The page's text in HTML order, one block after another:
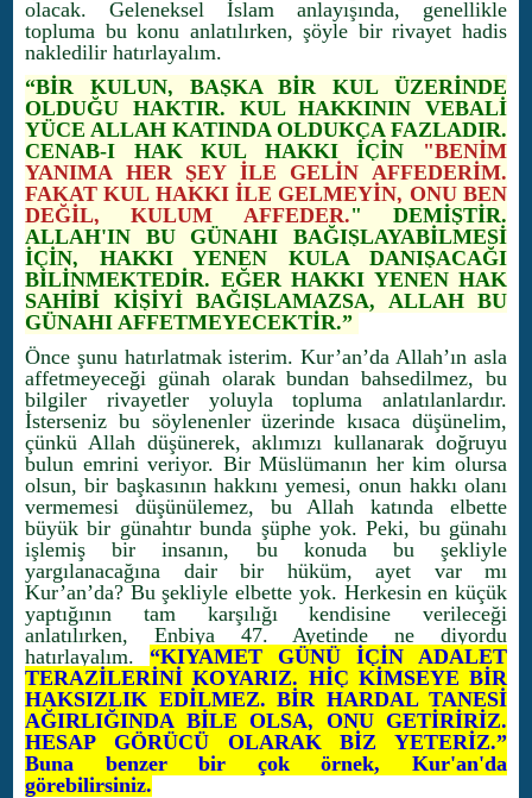
olacak. Geleneksel İslam anlayışında, genellikle
topluma bu konu anlatılırken, şöyle bir rivayet hadis
nakledilir hatırlayalım.
“BİR KULUN, BAŞKA BİR KUL ÜZERİNDE
OLDUĞU HAKTIR. KUL HAKKININ VEBALİ
YÜCE ALLAH KATINDA OLDUKÇA FAZLADIR.
CENAB-I HAK KUL HAKKI İÇİN "BENİM
YANIMA HER ŞEY İLE GELİN AFFEDERİM.
FAKAT KUL HAKKI İLE GELMEYİN, ONU BEN
DEĞİL, KULUM AFFEDER." DEMİŞTİR.
ALLAH'IN BU GÜNAHI BAĞIŞLAYABİLMESİ
İÇİN, HAKKI YENEN KULA DANIŞACAĞI
BİLİNMEKTEDİR. EĞER HAKKI YENEN HAK
SAHİBİ KİŞİYİ BAĞIŞLAMAZSA, ALLAH BU
GÜNAHI AFFETMEYECEKTİR.”
Önce şunu hatırlatmak isterim. Kur’an’da Allah’ın asla
affetmeyeceği günah olarak bundan bahsedilmez, bu
bilgiler rivayetler yoluyla topluma anlatılanlardır.
İsterseniz bu söylenenler üzerinde kısaca düşünelim,
çünkü Allah düşünerek, aklımızı kullanarak doğruyu
bulun emrini veriyor. Bir Müslümanın her kim olursa
olsun, bir başkasının hakkını yemesi, onun hakkı olanı
vermemesi düşünülemez, bu Allah katında elbette
büyük bir günahtır bunda şüphe yok. Peki, bu günahı
işlemiş bir insanın, bu konuda bu şekliyle
yargılanacağına dair bir hüküm, ayet var mı
Kur’an’da? Bu şekliyle elbette yok. Herkesin en küçük
yaptığının tam karşılığı kendisine verileceği
anlatılırken, Enbiya 47. Ayetinde ne diyordu
hatırlayalım. “KIYAMET GÜNÜ İÇİN ADALET
TERAZİLERİNİ KOYARIZ. HİÇ KİMSEYE BİR
HAKSIZLIK EDİLMEZ. BİR HARDAL TANESİ
AĞIRLIĞINDA BİLE OLSA, ONU GETİRİRİZ.
HESAP GÖRÜCÜ OLARAK BİZ YETERİZ.”
Buna benzer bir çok örnek, Kur'an'da
görebilirsiniz.